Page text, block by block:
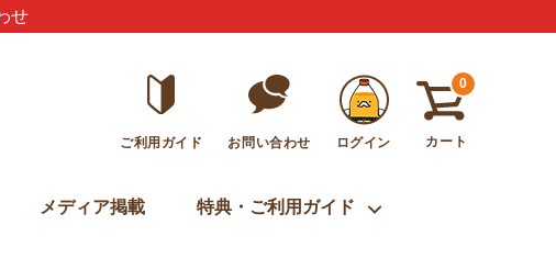
ご利用ガイド お問い合わせ ログイン
0
カート
メディア掲載 特典・ご利用ガイド